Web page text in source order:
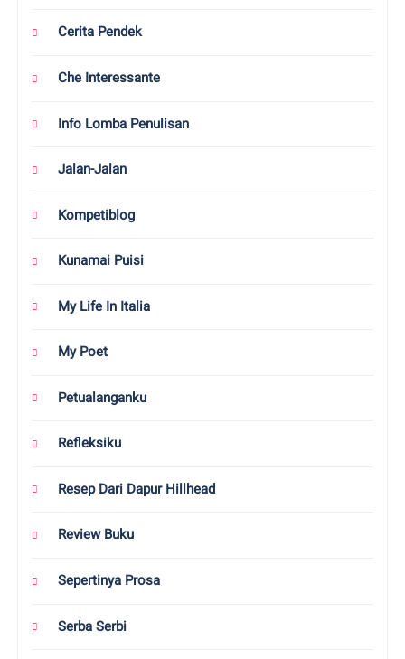
Cerita Pendek
Che Interessante
Info Lomba Penulisan
Jalan-Jalan
Kompetiblog
Kunamai Puisi
My Life In Italia
My Poet
Petualanganku
Refleksiku
Resep Dari Dapur Hillhead
Review Buku
Sepertinya Prosa
Serba Serbi